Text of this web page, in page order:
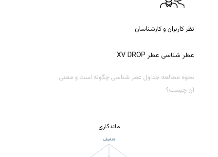
نظر کاربران و کارشناسان
عطر شناسی عطر DROP
XV
نحوه مطالعه جداول عطر شناسی چگونه است و معنی
آن چیست؟
ماندگاری